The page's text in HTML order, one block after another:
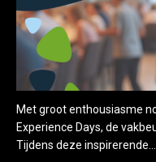
Met groot enthousiasme
Experience Days, de
Tijdens deze inspirerende...